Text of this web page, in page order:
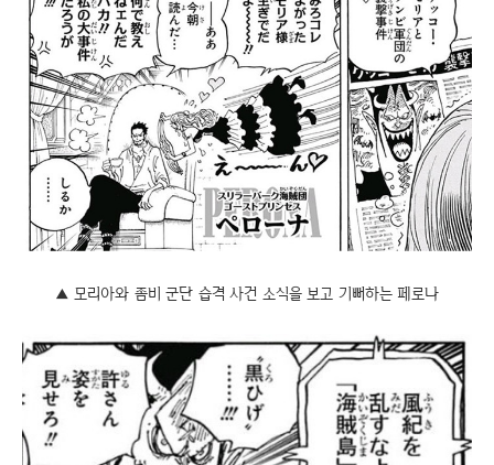
▲ 모리아와 좀비 군단 습격 사건 소식을 보고 기뻐하는 페로나